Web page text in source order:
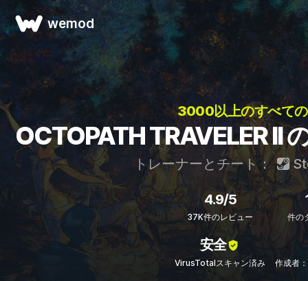
wemod
3000以上のすべて
OCTOPATH TRAVELER II
トレーナーとチート：
4.9/5
37K件のレビュー 件の
安全
VirusTotalスキャン済み 作成者